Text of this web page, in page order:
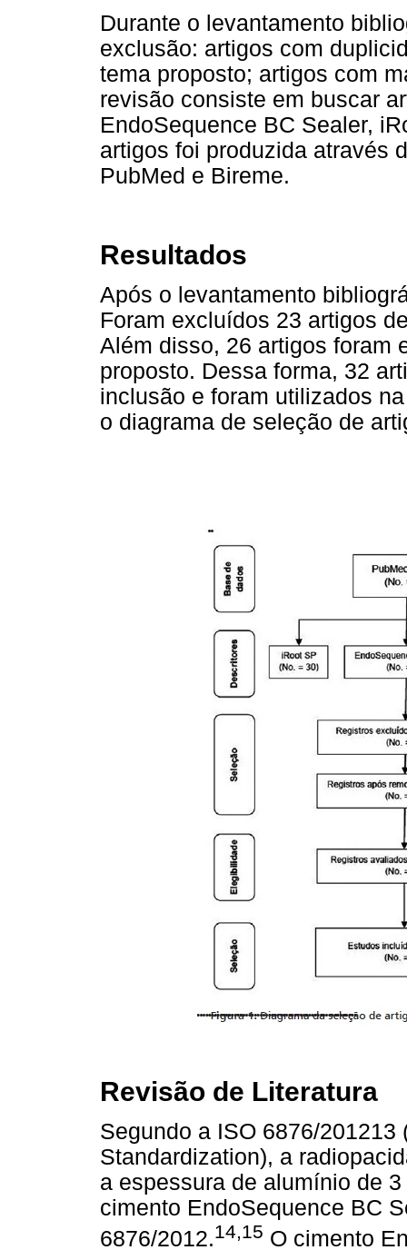
Durante o levantamento
exclusão: artigos com
tema proposto; artigos com
revisão consiste em buscar
EndoSequence BC Sealer,
artigos foi produzida através
PubMed e Bireme.
Resultados
Após o levantamento
Foram excluídos 23 artigos
Além disso, 26 artigos foram
proposto. Dessa forma, 32
inclusão e foram utilizados
o diagrama de seleção de
Revisão de Literatura
Segundo a ISO 6876/
Standardization), a
a espessura de alumínio de
cimento EndoSequence BC
6876/2012.14,15 O cimento